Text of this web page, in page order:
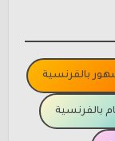
بالفرنسية
بالفرنسية